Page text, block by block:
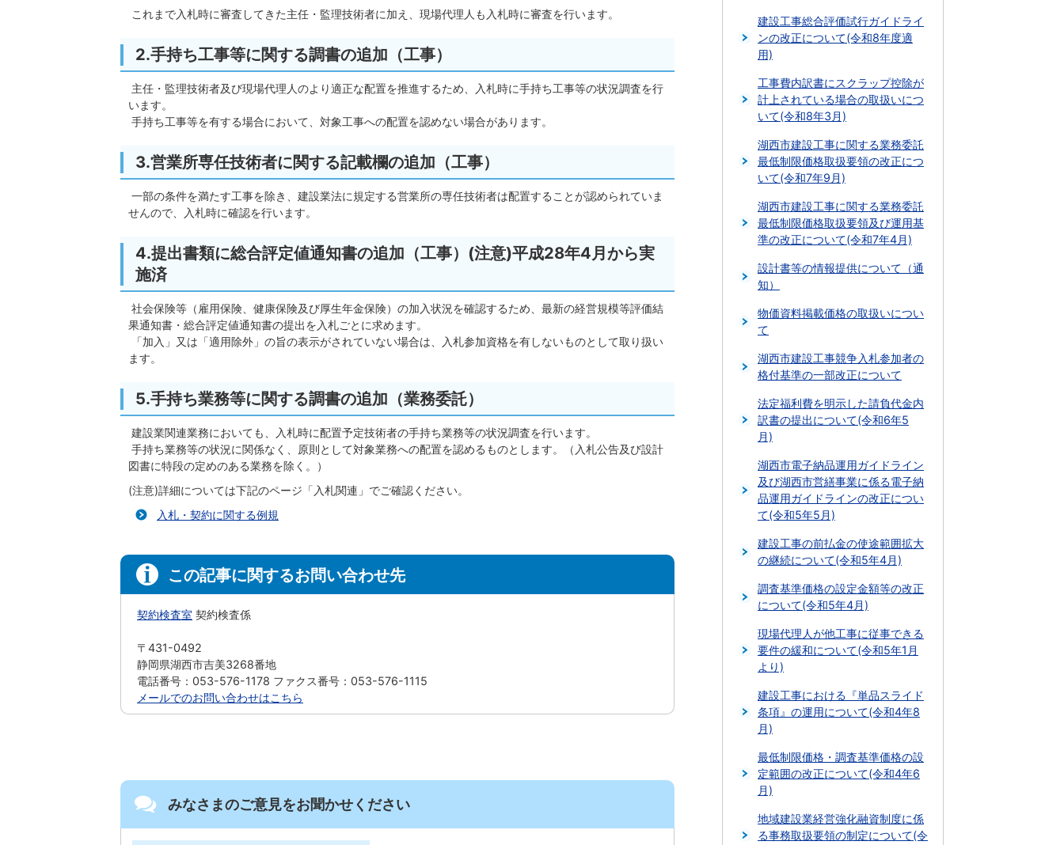
これまで入札時に審査してきた主任・監理技術者に加え、現場代理人も入札時に審査を行います。
2.手持ち工事等に関する調書の追加（工事）
主任・監理技術者及び現場代理人のより適正な配置を推進するため、入札時に手持ち工事等の状況調査を行
います。
手持ち工事等を有する場合において、対象工事への配置を認めない場合があります。
3.営業所専任技術者に関する記載欄の追加（工事）
一部の条件を満たす工事を除き、建設業法に規定する営業所の専任技術者は配置することが認められていま
せんので、入札時に確認を行います。
4.提出書類に総合評定値通知書の追加（工事）(注意)平成28年4月から実
施済
社会保険等（雇用保険、健康保険及び厚生年金保険）の加入状況を確認するため、最新の経営規模等評価結
果通知書・総合評定値通知書の提出を入札ごとに求めます。
「加入」又は「適用除外」の旨の表示がされていない場合は、入札参加資格を有しないものとして取り扱い
ます。
5.手持ち業務等に関する調書の追加（業務委託）
建設業関連業務においても、入札時に配置予定技術者の手持ち業務等の状況調査を行います。
手持ち業務等の状況に関係なく、原則として対象業務への配置を認めるものとします。（入札公告及び設計
図書に特段の定めのある業務を除く。）
(注意)詳細については下記のページ「入札関連」でご確認ください。
入札・契約に関する例規
この記事に関するお問い合わせ先
契約検査室 契約検査係
〒431-0492
静岡県湖西市吉美3268番地
電話番号：053-576-1178 ファクス番号：053-576-1115
メールでのお問い合わせはこちら
みなさまのご意見をお聞かせください
建設工事総合評価試行ガイドライ
ンの改正について(令和8年度適
用)
工事費内訳書にスクラップ控除が
計上されている場合の取扱いにつ
いて(令和8年3月)
湖西市建設工事に関する業務委託
最低制限価格取扱要領の改正につ
いて(令和7年9月)
湖西市建設工事に関する業務委託
最低制限価格取扱要領及び運用基
準の改正について(令和7年4月)
設計書等の情報提供について（通
知）
物価資料掲載価格の取扱いについ
て
湖西市建設工事競争入札参加者の
格付基準の一部改正について
法定福利費を明示した請負代金内
訳書の提出について(令和6年5
月)
湖西市電子納品運用ガイドライン
及び湖西市営繕事業に係る電子納
品運用ガイドラインの改正につい
て(令和5年5月)
建設工事の前払金の使途範囲拡大
の継続について(令和5年4月)
調査基準価格の設定金額等の改正
について(令和5年4月)
現場代理人が他工事に従事できる
要件の緩和について(令和5年1月
より)
建設工事における『単品スライド
条項』の運用について(令和4年8
月)
最低制限価格・調査基準価格の設
定範囲の改正について(令和4年6
月)
地域建設業経営強化融資制度に係
る事務取扱要領の制定について(令